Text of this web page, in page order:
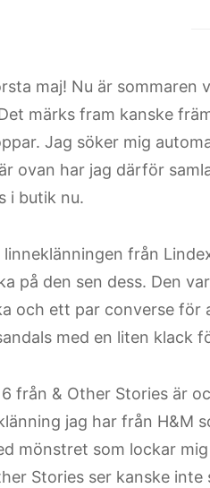
maj! Nu är sommaren
märks fram kanske
Jag söker mig
ovan har jag därför
i butik nu.
linneklänningen från
på den sen dess. Den
och ett par converse för
med en liten klack
från & Other Stories är
jag har från H&M
mönstret som lockar
Stories ser kanske